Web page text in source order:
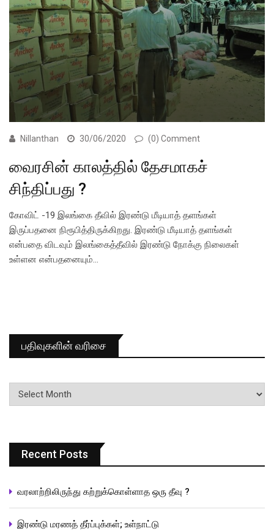
Nillanthan 30/06/2020 (0) Comment
வைரசின் காலத்தில் தேசமாகச்
சிந்திப்பது ?
கோவிட் -19 இலங்கை தீவில் இரண்டு மீடியாத் தளங்கள்
இருப்பதனை நிரூபித்திருக்கிறது. இரண்டு மீடியாத் தளங்கள்
என்பதை விடவும் இலங்கைத்தீவில் இரண்டு நோக்கு நிலைகள்
உள்ளன என்பதனையும்…
பதிவுகளின் வரிசை
பதிவுகளின்
வரிசை
Recent Posts
வரலாற்றிலிருந்து கற்றுக்கொள்ளாத ஒரு தீவு ?
இரண்டு மரணத் தீர்ப்புக்கள்; உள்நாட்டு